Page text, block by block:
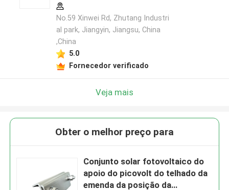
No.59 Xinwei Rd, Zhutang Industri
al park, Jiangyin, Jiangsu, China
,China
5.0
Fornecedor verificado
Veja mais
Obter o melhor preço para
Conjunto solar fotovoltaico do
apoio do picovolt do telhado da
emenda da posição da